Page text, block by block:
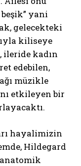
yani
gelecekteki
kiliseye
ileride kadın
edebilen,
müzikle
etkileyen bir
hayalimizin
Hildegard